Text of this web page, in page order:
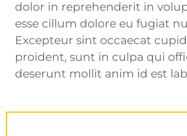
dolor in reprehenderit in
esse cillum dolore eu fugiat
Excepteur sint occaecat
proident, sunt in culpa qui
deserunt mollit anim id est